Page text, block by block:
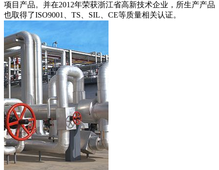
项目产品。并在2012年荣获浙江省高新技术企业，所生产产品
也取得了ISO9001、TS、SIL、CE等质量相关认证。